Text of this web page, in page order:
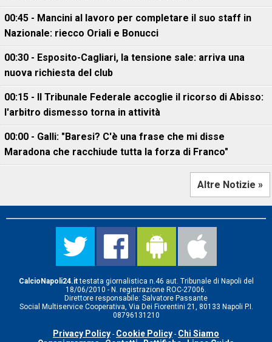
00:45 - Mancini al lavoro per completare il suo staff in
Nazionale: riecco Oriali e Bonucci
00:30 - Esposito-Cagliari, la tensione sale: arriva una
nuova richiesta del club
00:15 - Il Tribunale Federale accoglie il ricorso di Abisso:
l'arbitro dismesso torna in attività
00:00 - Galli: "Baresi? C'è una frase che mi disse
Maradona che racchiude tutta la forza di Franco"
Altre Notizie »
CalcioNapoli24.ittestata giornalistica n.46 aut. Tribunale di Napoli del
18/06/2010 - N. registrazione ROC-27006.
Direttore responsabile: Salvatore Passante
Social Multiservice Cooperativa, Via Dei Fiorentini 21, 80133 Napoli P.I.
08796131210
Privacy Policy - Cookie Policy - Chi Siamo